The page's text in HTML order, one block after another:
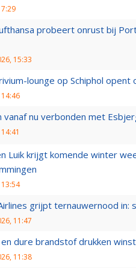
probeert onrust bij
15:33
lounge op Schiphol opent
vanaf nu verbonden met
Luik krijgt komende winter
grijpt ternauwernood
11:47
dure brandstof drukken
11:38